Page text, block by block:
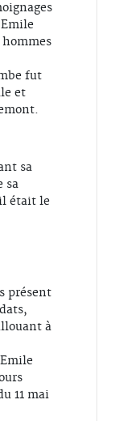
fut
et
sa
sa
était le
présent
à
11 mai